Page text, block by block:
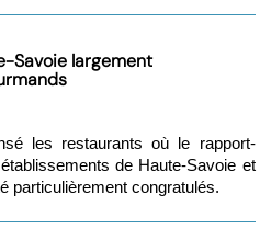
Savoie largement
les restaurants où le rapport-
de Haute-Savoie et
particulièrement congratulés.